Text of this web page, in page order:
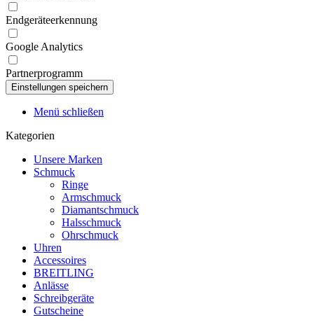
Endgeräteerkennung
Google Analytics
Partnerprogramm
Menü schließen
Kategorien
Unsere Marken
Schmuck
Ringe
Armschmuck
Diamantschmuck
Halsschmuck
Ohrschmuck
Uhren
Accessoires
BREITLING
Anlässe
Schreibgeräte
Gutscheine